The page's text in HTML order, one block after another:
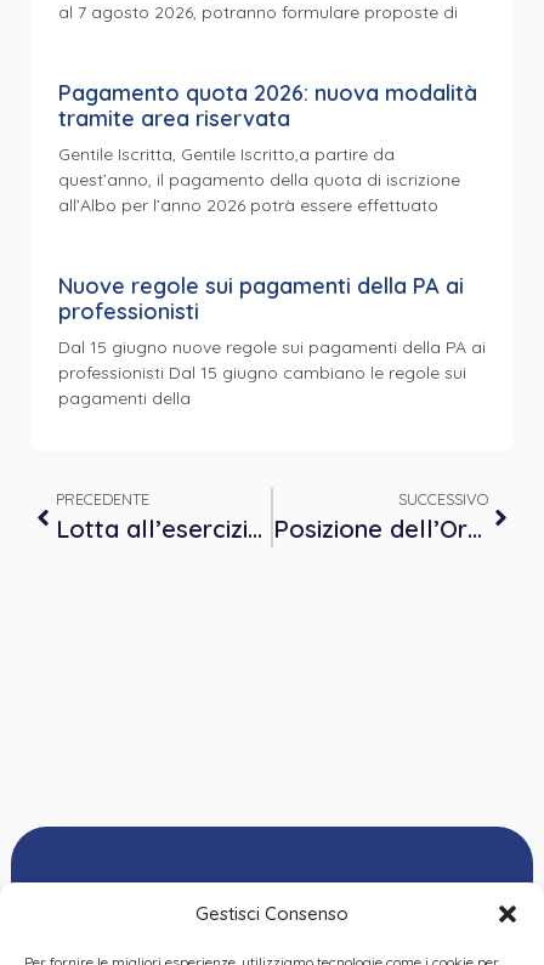
Gestisci Consenso
al 7 agosto 2026, potranno formulare proposte di
Pagamento quota 2026: nuova modalità
tramite area riservata
Gentile Iscritta, Gentile Iscritto,a partire da
quest’anno, il pagamento della quota di iscrizione
all’Albo per l’anno 2026 potrà essere effettuato
Nuove regole sui pagamenti della PA ai
professionisti
Dal 15 giugno nuove regole sui pagamenti della PA ai
professionisti Dal 15 giugno cambiano le regole sui
pagamenti della
PRECEDENTE
Lotta all’esercizio abusivo della professione
SUCCESSIVO
Posizione dell’Ordine Piemonte sull’obbligo degli ECM per i liberi professionisti